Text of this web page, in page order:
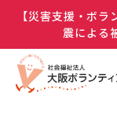
【災害支援・ボ
震による